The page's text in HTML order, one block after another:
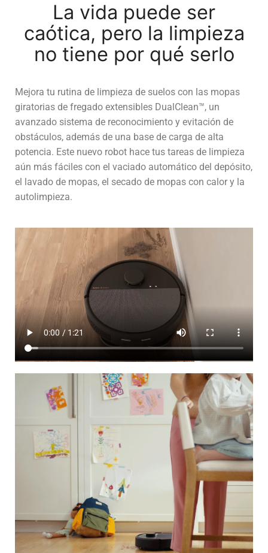
La vida puede ser
caótica, pero la limpieza
no tiene por qué serlo
Mejora tu rutina de limpieza de suelos con las mopas
giratorias de fregado extensibles DualClean™, un
avanzado sistema de reconocimiento y evitación de
obstáculos, además de una base de carga de alta
potencia. Este nuevo robot hace tus tareas de limpieza
aún más fáciles con el vaciado automático del depósito,
el lavado de mopas, el secado de mopas con calor y la
autolimpieza.